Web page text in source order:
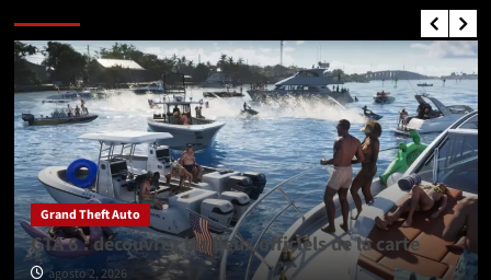
Grand Theft Auto
GTA 6 : découvrez les lieux officiels de la carte
agosto 2, 2026